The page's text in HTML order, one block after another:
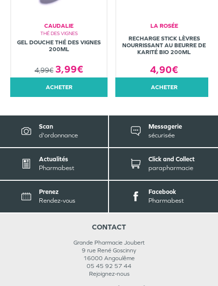
CAUDALIE
THÉ DES VIGNES
GEL DOUCHE THÉ DES VIGNES
200ML
4,99€ 3,99€
ACHETER
LA ROSÉE
RECHARGE STICK LÈVRES
NOURRISSANT AU BEURRE DE
KARITÉ BIO 200ML
4,90€
ACHETER
Scan
d'ordonnance
Messagerie
sécurisée
Actualités
Pharmabest
Click and Collect
parapharmacie
Prenez
Rendez-vous
Facebook
Pharmabest
CONTACT
Grande Pharmacie Joubert
9 rue René Goscinny
16000 Angoulême
05 45 92 57 44
Rejoignez-nous